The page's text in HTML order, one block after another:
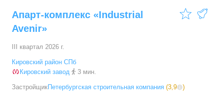
Апарт-комплекс «Industrial
Avenir»
III квартал 2026 г.
Кировский район СПб
Кировский завод
3 мин.
ЗастройщикПетербургская строительная компания (3,9 )